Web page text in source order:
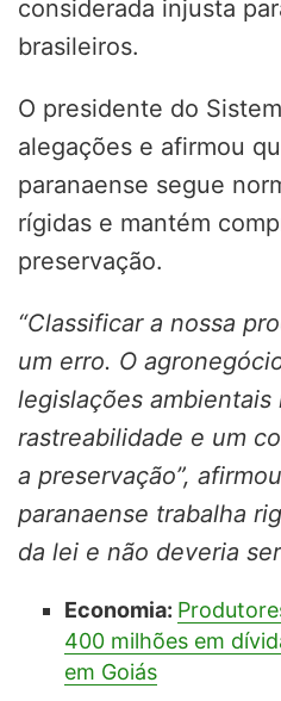
considerada injusta
brasileiros.
O presidente do
alegações e afirmou
paranaense segue
rígidas e mantém
preservação.
“Classificar a nossa
um erro. O
legislações ambientais
rastreabilidade e um
a preservação”,
paranaense trabalha
da lei e não deveria
Economia:
400 milhões em
em Goiás